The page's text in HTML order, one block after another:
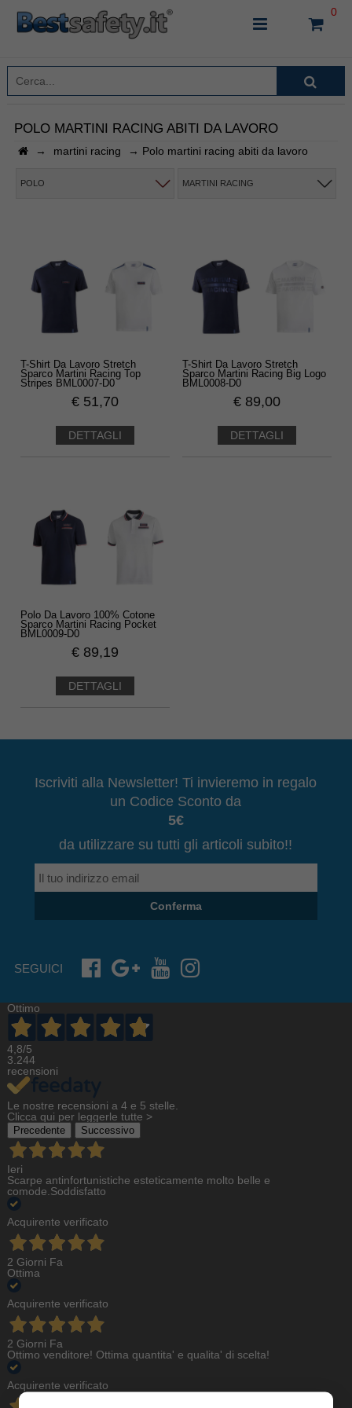
0
INSERISCI IL NOME DEL PRODOTTO CHE STAI
POLO MARTINI RACING ABITI DA LAVORO
→ martini racing → Polo martini racing abiti da lavoro
POLO MARTINI RACING
T-Shirt Da Lavoro Stretch
Sparco Martini Racing Top
Stripes BML0007-D0
€ 51,70
DETTAGLI
T-Shirt Da Lavoro Stretch
Sparco Martini Racing Big Logo
BML0008-D0
€ 89,00
DETTAGLI
Polo Da Lavoro 100% Cotone
Sparco Martini Racing Pocket
BML0009-D0
€ 89,19
DETTAGLI
Iscriviti alla Newsletter! Ti invieremo in regalo
un Codice Sconto da
5€
da utilizzare su tutti gli articoli subito!!
Conferma
SEGUICI
Ottimo
4,8/5
3.244
recensioni
Le nostre recensioni a 4 e 5 stelle.
Clicca qui per leggerle tutte >
Precedente Successivo
Ieri
Scarpe antinfortunistiche esteticamente molto belle e
comode.Soddisfatto
Acquirente verificato
2 Giorni Fa
Ottima
Acquirente verificato
2 Giorni Fa
Ottimo venditore! Ottima quantita' e qualita' di scelta!
Acquirente verificato